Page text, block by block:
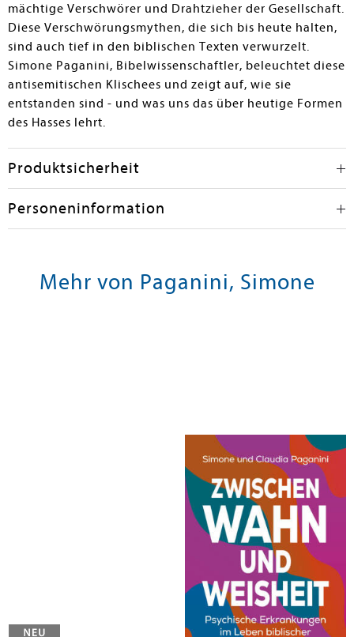
ein guter Grundstein für weiterführende Recherchen.
Obwohl Bewusstseinsbildung zum Antisemitismus nun
wirklich Not tut, ist dieses Buch aufgrund von Sprache
und Argumentation eher für theologisch versiertere
Leser:innen und größere Bestände geeignet.
mächtige Verschwörer und Drahtzieher der Gesellschaft.
Diese Verschwörungsmythen, die sich bis heute halten,
sind auch tief in den biblischen Texten verwurzelt.
Simone Paganini, Bibelwissenschaftler, beleuchtet diese
antisemitischen Klischees und zeigt auf, wie sie
entstanden sind - und was uns das über heutige Formen
des Hasses lehrt.
Produktsicherheit
Personeninformation
Mehr von Paganini, Simone